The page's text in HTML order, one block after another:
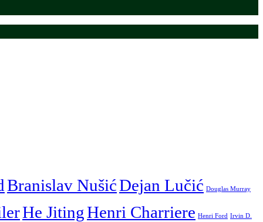
Branislav NušićDejan Lučić Douglas Murray
He JitingHenri Charriere Henri Ford Irvin D.